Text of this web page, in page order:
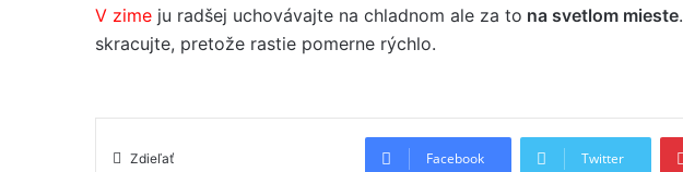
V zime ju radšej uchovávajte na chladnom ale za to na svetlom mieste.
skracujte, pretože rastie pomerne rýchlo.
Zdieľať Facebook Twitter